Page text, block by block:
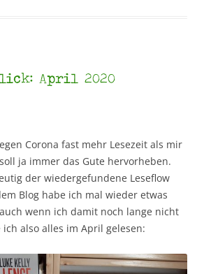
April 2020
Corona fast mehr Lesezeit als mir
ja immer das Gute hervorheben.
der wiedergefundene Leseflow
Blog habe ich mal wieder etwas
wenn ich damit noch lange nicht
also alles im April gelesen: